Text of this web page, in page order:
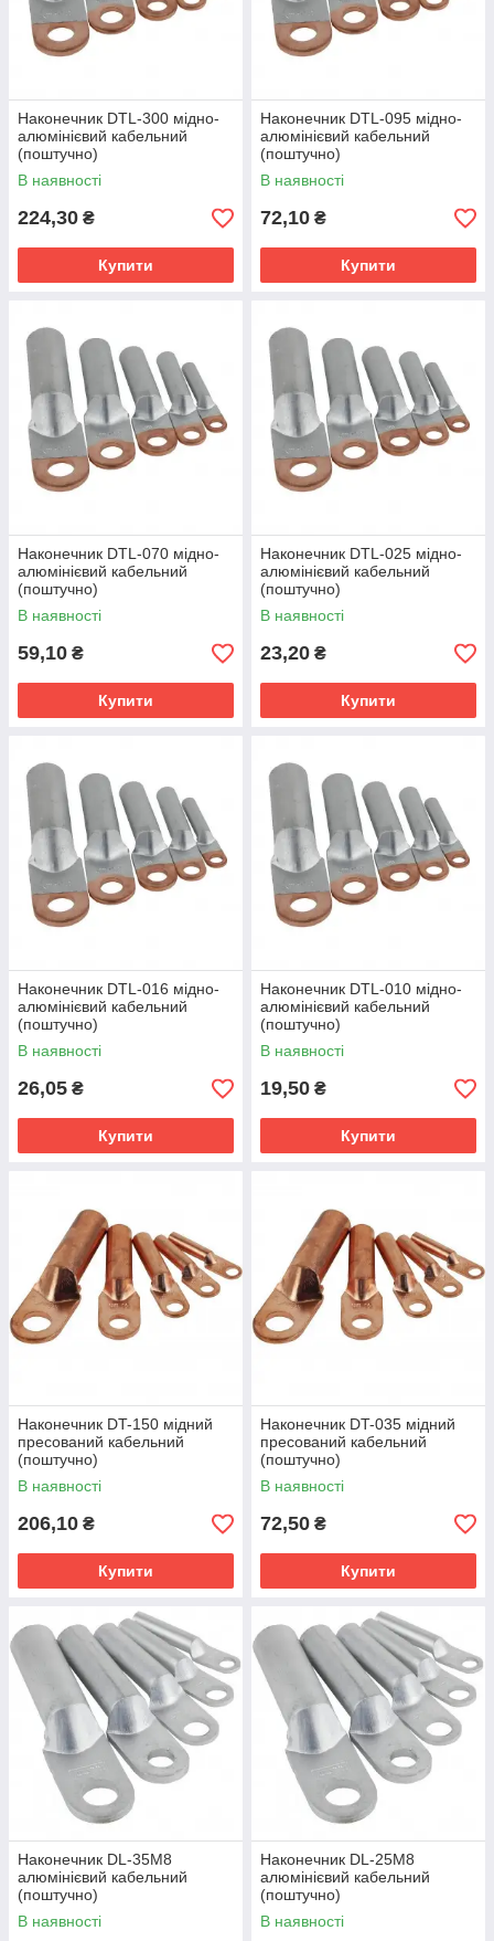
Наконечник DTL-300 мідно-
алюмінієвий кабельний
(поштучно)
В наявності
224,30 ₴
Купити
Наконечник DTL-095 мідно-
алюмінієвий кабельний
(поштучно)
В наявності
72,10 ₴
Купити
Наконечник DTL-070 мідно-
алюмінієвий кабельний
(поштучно)
В наявності
59,10 ₴
Купити
Наконечник DTL-025 мідно-
алюмінієвий кабельний
(поштучно)
В наявності
23,20 ₴
Купити
Наконечник DTL-016 мідно-
алюмінієвий кабельний
(поштучно)
В наявності
26,05 ₴
Купити
Наконечник DTL-010 мідно-
алюмінієвий кабельний
(поштучно)
В наявності
19,50 ₴
Купити
Наконечник DT-150 мідний
пресований кабельний
(поштучно)
В наявності
206,10 ₴
Купити
Наконечник DT-035 мідний
пресований кабельний
(поштучно)
В наявності
72,50 ₴
Купити
Наконечник DL-35M8
алюмінієвий кабельний
(поштучно)
В наявності
Наконечник DL-25M8
алюмінієвий кабельний
(поштучно)
В наявності